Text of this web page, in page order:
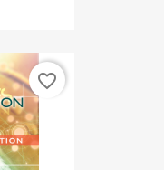
favorite_border